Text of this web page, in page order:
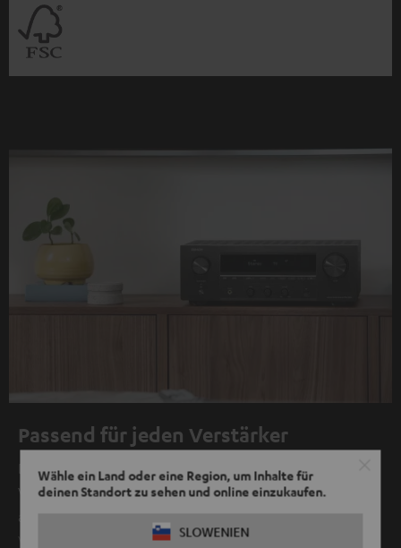
Wähle ein Land oder eine Region, um Inhalte für
deinen Standort zu sehen und online einzukaufen.
SLOWENIEN
Passend für jeden Verstärker
Dank ihrer hohen Effizienz spielen die ULTIMA mit jedem
Verstärker oder AV-Receiver zusammen und geben dabei
akustisch immer eine gute Figur ab. Wir empfehlen
Verstärker von Denon, Marantz oder Yamaha.